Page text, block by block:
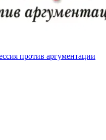
против аргументации